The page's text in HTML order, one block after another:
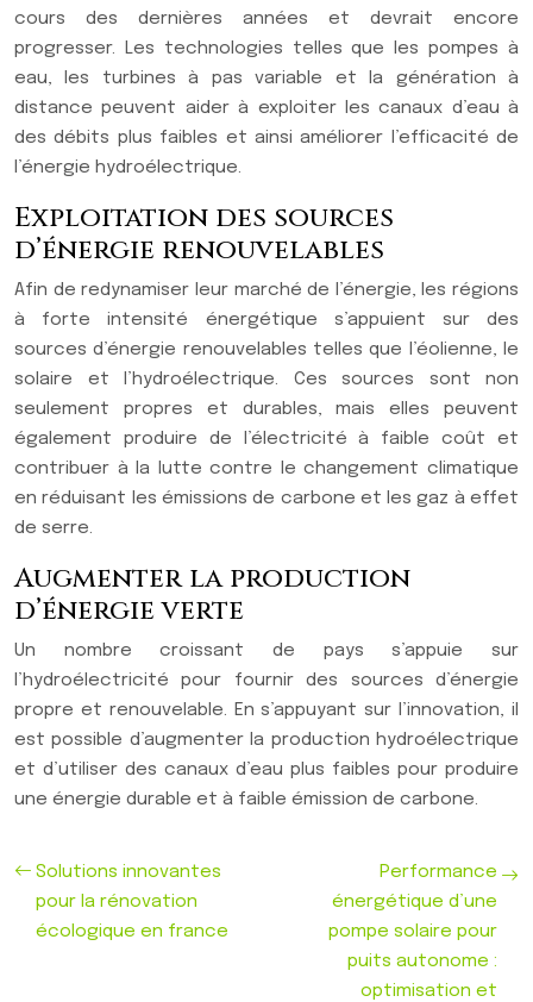
cours des dernières années et devrait encore
progresser. Les technologies telles que les pompes à
eau, les turbines à pas variable et la génération à
distance peuvent aider à exploiter les canaux d’eau à
des débits plus faibles et ainsi améliorer l’efficacité de
l’énergie hydroélectrique.
Exploitation des sources
d’énergie renouvelables
Afin de redynamiser leur marché de l’énergie, les régions
à forte intensité énergétique s’appuient sur des
sources d’énergie renouvelables telles que l’éolienne, le
solaire et l’hydroélectrique. Ces sources sont non
seulement propres et durables, mais elles peuvent
également produire de l’électricité à faible coût et
contribuer à la lutte contre le changement climatique
en réduisant les émissions de carbone et les gaz à effet
de serre.
Augmenter la production
d’énergie verte
Un nombre croissant de pays s’appuie sur
l’hydroélectricité pour fournir des sources d’énergie
propre et renouvelable. En s’appuyant sur l’innovation, il
est possible d’augmenter la production hydroélectrique
et d’utiliser des canaux d’eau plus faibles pour produire
une énergie durable et à faible émission de carbone.
Solutions innovantes
pour la rénovation
écologique en france
Performance
énergétique d’une
pompe solaire pour
puits autonome :
optimisation et